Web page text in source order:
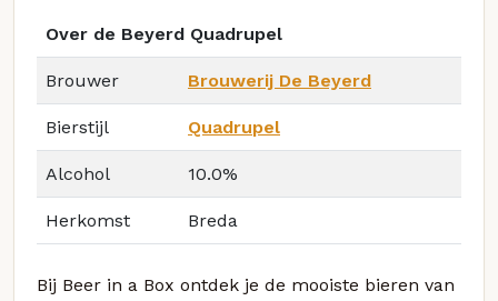
Over de Beyerd Quadrupel
Brouwer Brouwerij De Beyerd
Bierstijl Quadrupel
Alcohol 10.0%
Herkomst Breda
Bij Beer in a Box ontdek je de mooiste bieren van